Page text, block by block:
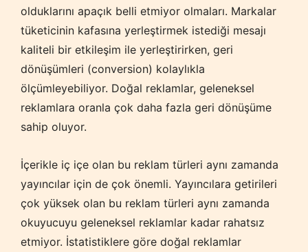
olduklarını apaçık belli etmiyor olmaları. Markalar
tüketicinin kafasına yerleştirmek istediği mesajı
kaliteli bir etkileşim ile yerleştirirken, geri
dönüşümleri (conversion) kolaylıkla
ölçümleyebiliyor. Doğal reklamlar, geleneksel
reklamlara oranla çok daha fazla geri dönüşüme
sahip oluyor.
İçerikle iç içe olan bu reklam türleri aynı zamanda
yayıncılar için de çok önemli. Yayıncılara getirileri
çok yüksek olan bu reklam türleri aynı zamanda
okuyucuyu geleneksel reklamlar kadar rahatsız
etmiyor. İstatistiklere göre doğal reklamlar